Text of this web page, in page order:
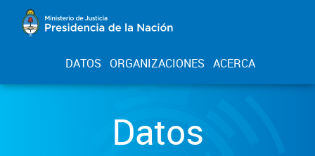
DATOS ORGANIZACIONES ACERCA
Datos